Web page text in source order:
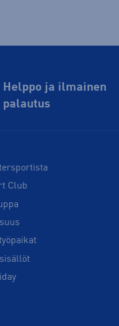
Helppo ja ilmainen
palautus
Club